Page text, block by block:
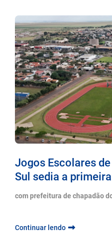
Jogos Escolares
Sul sedia a
com prefeitura de chapadão
Continuar lendo